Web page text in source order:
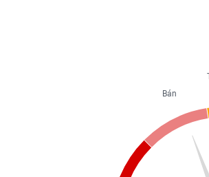
Bán